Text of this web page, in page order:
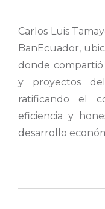
Carlos Luis
BanEcuador,
donde compartió
y proyectos
ratificando el
eficiencia y
desarrollo